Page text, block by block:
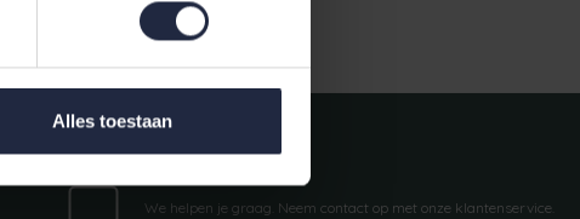
Alles toestaan
Gratis verzending vanaf €50,-
Vragen?
We helpen je graag. Neem contact op met onze klantenservice.